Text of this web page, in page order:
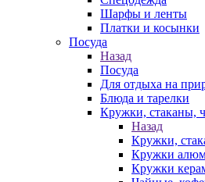
Шарфы и ленты
Платки и косынки
Посуда
Назад
Посуда
Для отдыха на
Блюда и тарелки
Кружки, стаканы,
Назад
Кружки,
Кружки
Кружки